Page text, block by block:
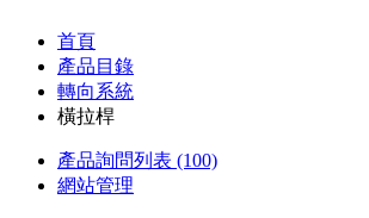
首頁
產品目錄
轉向系統
橫拉桿
產品詢問列表 (100)
網站管理